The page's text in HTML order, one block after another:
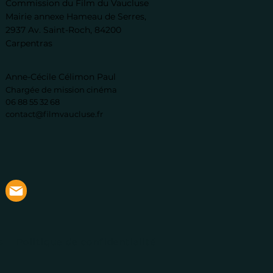
Commission du Film du Vaucluse
Mairie annexe Hameau de Serres,
2937 Av. Saint-Roch, 84200
Carpentras
Anne-Cécile Célimon Paul
Chargée de mission cinéma
06 88 55 32 68
contact@filmvaucluse.fr